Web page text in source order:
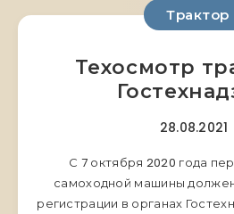
Трактор
Техосмотр
28.08.2021
С 7 октября 2020 года
самоходной машины
регистрации в органах